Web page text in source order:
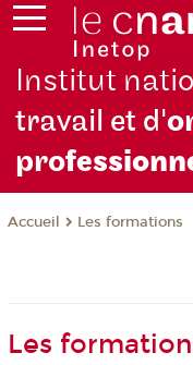
Institut
travail et d'
pro
Accueil Les formations
Les